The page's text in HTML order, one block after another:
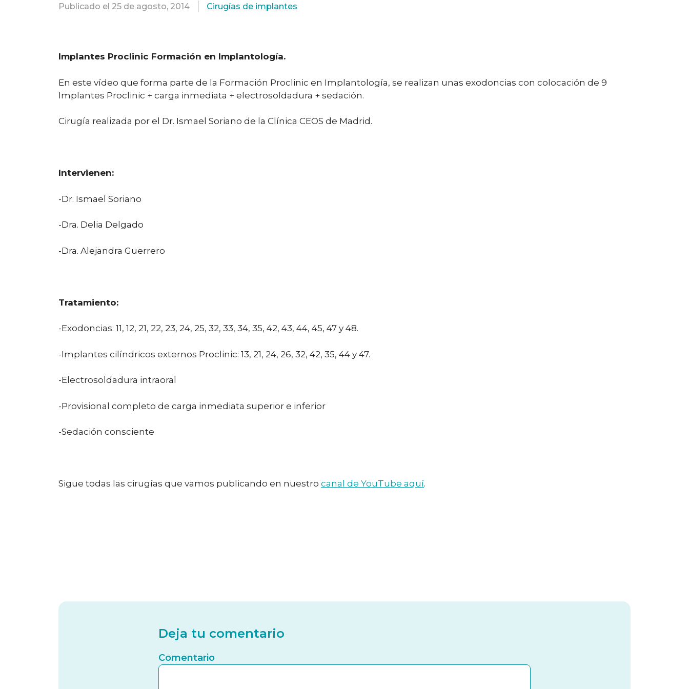
Publicado el 25 de agosto, 2014 Cirugías de implantes
Implantes Proclinic Formación en Implantología.
En este vídeo que forma parte de la Formación Proclinic en Implantología, se realizan unas exodoncias con colocación de 9
Implantes Proclinic + carga inmediata + electrosoldadura + sedación.
Cirugía realizada por el Dr. Ismael Soriano de la Clínica CEOS de Madrid.
Intervienen:
-Dr. Ismael Soriano
-Dra. Delia Delgado
-Dra. Alejandra Guerrero
Tratamiento:
-Exodoncias: 11, 12, 21, 22, 23, 24, 25, 32, 33, 34, 35, 42, 43, 44, 45, 47 y 48.
-Implantes cilíndricos externos Proclinic: 13, 21, 24, 26, 32, 42, 35, 44 y 47.
-Electrosoldadura intraoral
-Provisional completo de carga inmediata superior e inferior
-Sedación consciente
Sigue todas las cirugías que vamos publicando en nuestro canal de YouTube aquí.
Deja tu comentario
Comentario